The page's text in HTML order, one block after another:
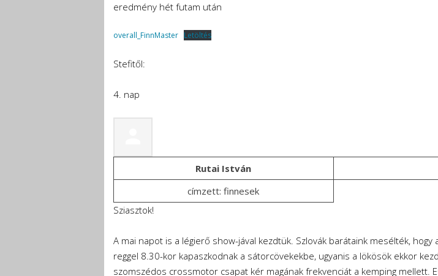
eredmény hét futam után
overall_FinnMaster Letöltés
Stefitől:
4. nap
Rutai István
címzett: finnesek
Sziasztok!
A mai napot is a légierő show-jával kezdtük. Szlovák barátaink mesélték,
reggel 8.30-kor kapaszkodnak a sátorcövekekbe, ugyanis a lökösök ekkor
szomszédos crossmotor csapat kér magának frekvenciát a kemping mellett.